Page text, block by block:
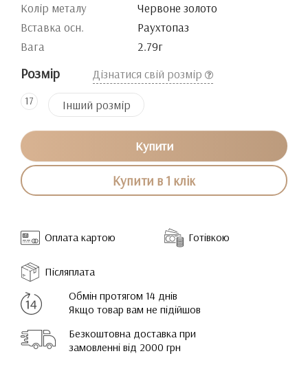
Колір металу
Червоне золото
Вставка осн.
Раухтопаз
Вага
2.79г
Розмір Дізнатися свій розмір
17 Інший розмір
Купити
Купити в 1 клік
Оплата картою Готівкою
Післяплата
Обмін протягом 14 днів
Якщо товар вам не підійшов
Безкоштовна доставка при
замовленні від 2000 грн